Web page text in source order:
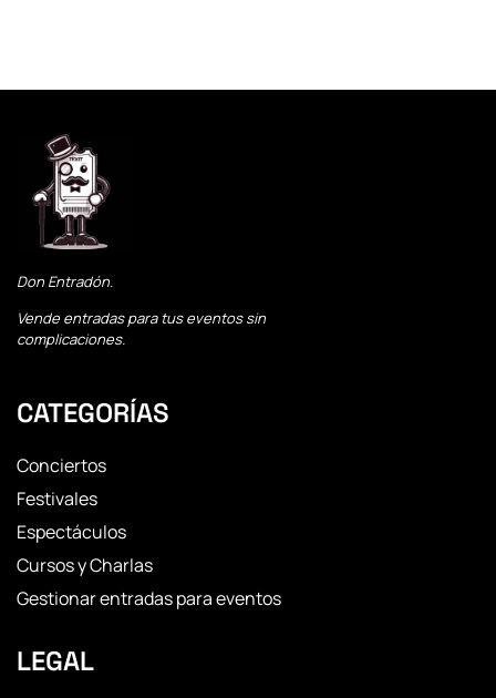
Don Entradón.
Vende entradas para tus eventos sin
complicaciones.
CATEGORÍAS
Conciertos
Festivales
Espectáculos
Cursos y Charlas
Gestionar entradas para eventos
LEGAL